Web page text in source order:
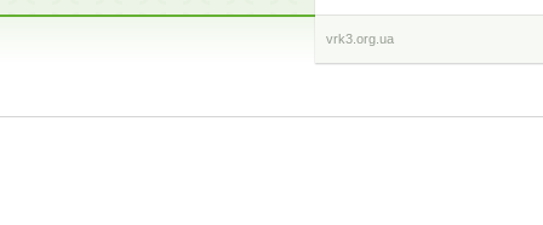
vrk3.org.ua